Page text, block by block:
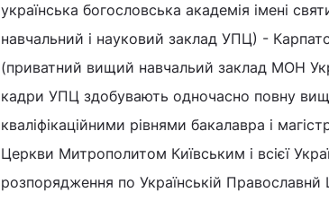
українська богословська академія імені
навчальний і науковий заклад УПЦ) -
(приватний вищий навчальий заклад МОН
кадри УПЦ здобувають одночасно повну
кваліфікаційними рівнями бакалавра і
Церкви Митрополитом Київським і всієї
розпорядження по Українській